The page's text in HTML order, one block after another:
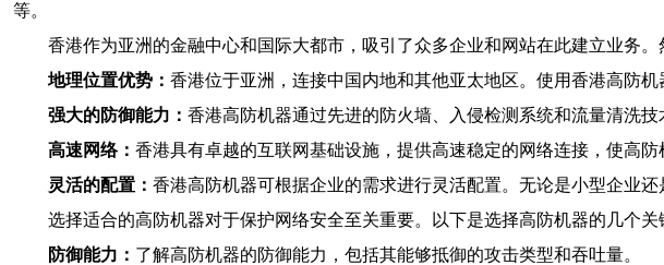
等。
香港作为亚洲的金融中心和国际大都市，吸引了众多企业和网站在此建立业务
地理位置优势： 香港位于亚洲，连接中国内地和其他亚太地区。使用香港高防
强大的防御能力： 香港高防机器通过先进的防火墙、入侵检测系统和流量清洗
高速网络： 香港具有卓越的互联网基础设施，提供高速稳定的网络连接，使高防
灵活的配置： 香港高防机器可根据企业的需求进行灵活配置。无论是小型企业
选择适合的高防机器对于保护网络安全至关重要。以下是选择高防机器的几个关
防御能力： 了解高防机器的防御能力，包括其能够抵御的攻击类型和吞吐量。